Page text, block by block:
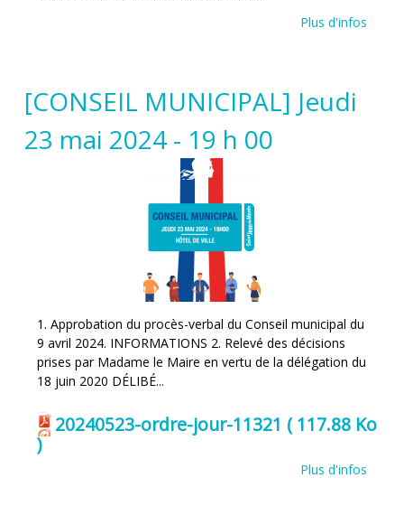
Plus d'infos
[CONSEIL MUNICIPAL] Jeudi
23 mai 2024 - 19 h 00
1. Approbation du procès-verbal du Conseil municipal du
9 avril 2024. INFORMATIONS 2. Relevé des décisions
prises par Madame le Maire en vertu de la délégation du
18 juin 2020 DÉLIBÉ...
20240523-ordre-jour-11321 ( 117.88 Ko
)
Plus d'infos